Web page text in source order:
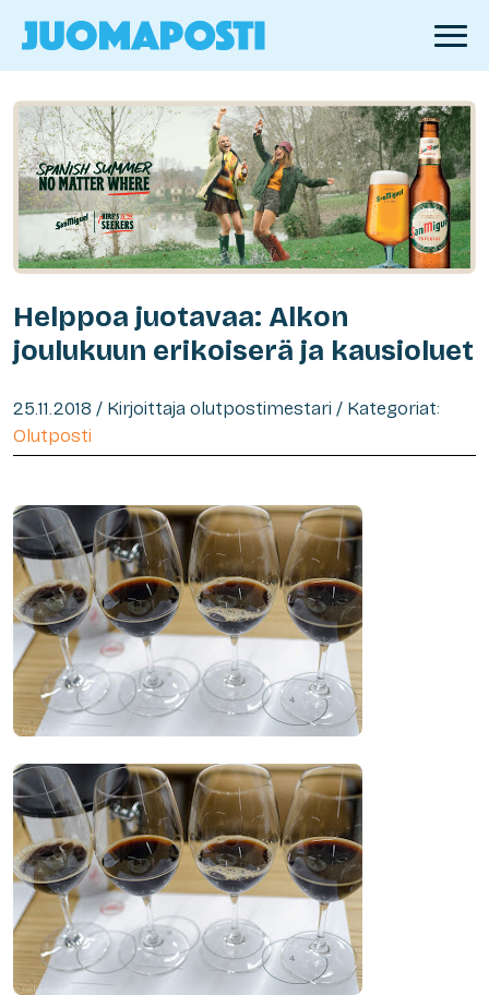
Helppoa juotavaa: Alkon
joulukuun erikoiserä ja kausioluet
25.11.2018 / Kirjoittaja olutpostimestari / Kategoriat:
Olutposti